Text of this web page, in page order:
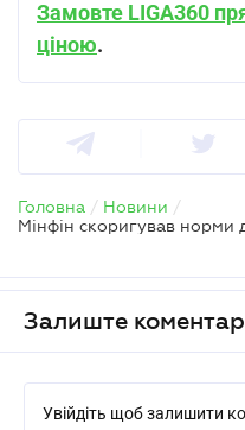
Замовте LIGA360
ціною.
Головна / Новини /
Залиште коментар
Увійдіть щоб залишити